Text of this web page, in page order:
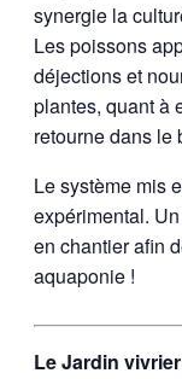
synergie la
Les poissons
déjections et
plantes, quant à
retourne dans le
Le système mis
expérimental.
en chantier afin
aquaponie !
Le Jardin vivrier